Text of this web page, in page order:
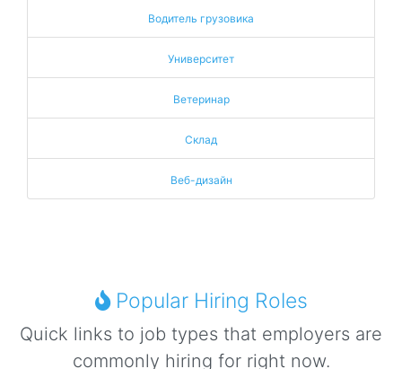
Водитель грузовика
Университет
Ветеринар
Склад
Веб-дизайн
Popular Hiring Roles
Quick links to job types that employers are
commonly hiring for right now.